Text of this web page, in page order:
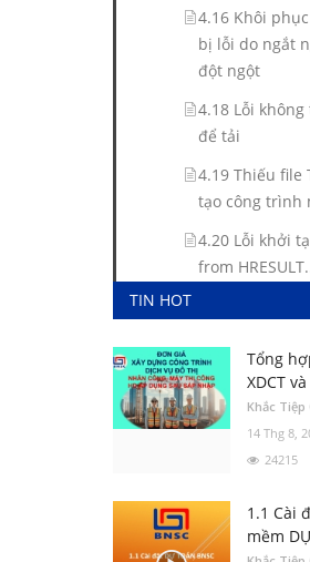
4.16 Khôi
bị lỗi do ngắt
đột ngột
4.18 Lỗi
để tải
4.19 Thiếu file
tạo công trình
4.20 Lỗi khởi
from
4.22 Cách khôi
toán bị tường
4.23 Lỗi Error
Custom UI XML
4.24 Không
chọn tính toán
TIN HOT
Tổng
XDCT
giá
ca máy;
các tỉnh
Khắc Tiệp
14 Thg 8,
24215
1.1 Cài
mềm